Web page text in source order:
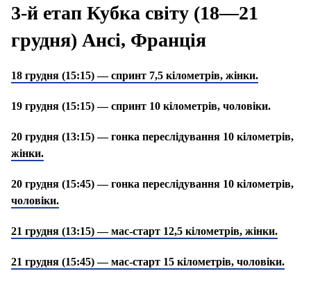
3-й етап Кубка світу (18—21
грудня) Ансі, Франція
18 грудня (15:15) — спринт 7,5 кілометрів, жінки.
19 грудня (15:15) — спринт 10 кілометрів, чоловіки.
20 грудня (13:15) — гонка переслідування 10 кілометрів,
жінки.
20 грудня (15:45) — гонка переслідування 10 кілометрів,
чоловіки.
21 грудня (13:15) — мас-старт 12,5 кілометрів, жінки.
21 грудня (15:45) — мас-старт 15 кілометрів, чоловіки.